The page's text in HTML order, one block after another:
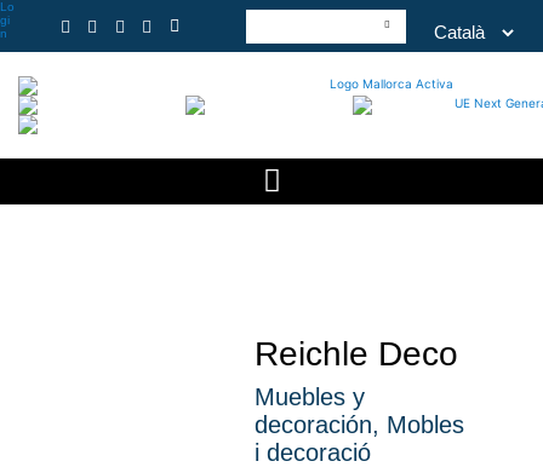
Lo
gi
n
Reichle Deco
Muebles y
decoración, Mobles
i decoració